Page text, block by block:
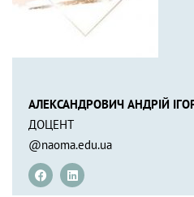
АЛЕКСАНДРОВИЧ АНДРІЙ
ДОЦЕНТ
@naoma.edu.ua